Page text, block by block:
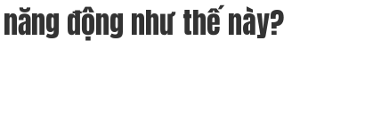
động như thế này?